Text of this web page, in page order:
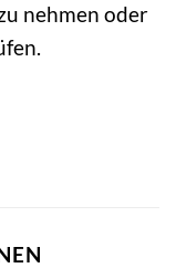
nehmen oder